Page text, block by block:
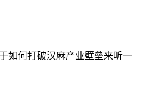
如何打破汉麻产业壁垒来听一